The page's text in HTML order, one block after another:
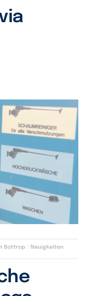
Bottrop / Neuigkeiten